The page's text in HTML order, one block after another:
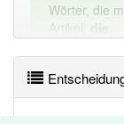
Wörter, die
Artikel:
die